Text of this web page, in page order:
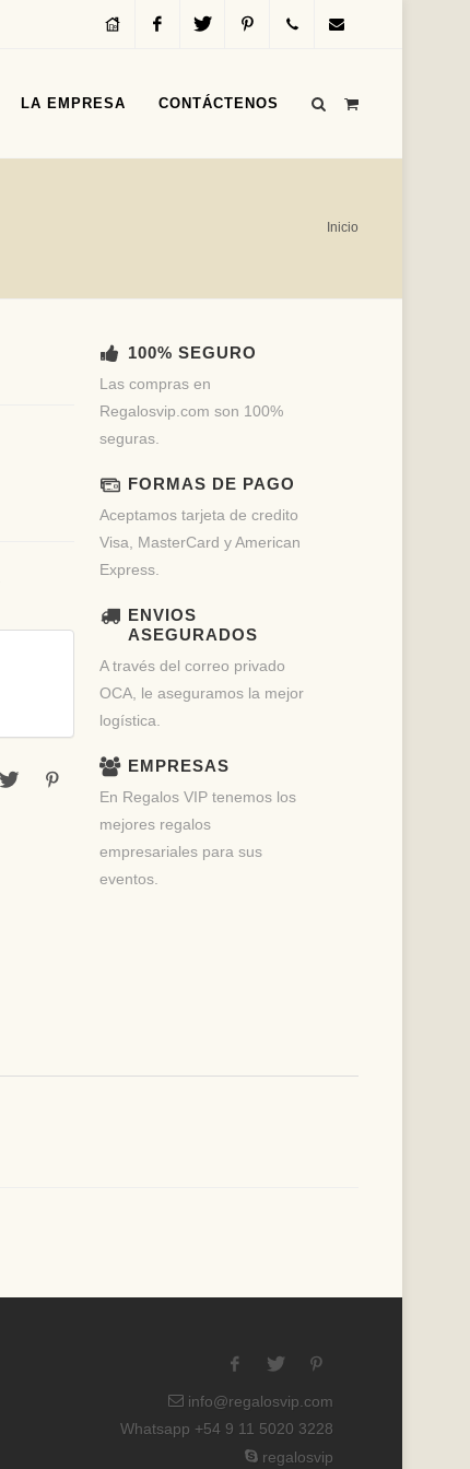
LA EMPRESA CONTÁCTENOS
Inicio
100% SEGURO
Las compras en
Regalosvip.com son 100%
seguras.
FORMAS DE PAGO
Aceptamos tarjeta de credito
Visa, MasterCard y American
Express.
ENVIOS
ASEGURADOS
A través del correo privado
OCA, le aseguramos la mejor
logística.
EMPRESAS
En Regalos VIP tenemos los
mejores regalos
empresariales para sus
eventos.
info@regalosvip.com
Whatsapp +54 9 11 5020 3228
regalosvip